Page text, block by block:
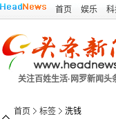
首页 娱乐
关注百姓生活·网罗新闻头
首页 标签 洗钱